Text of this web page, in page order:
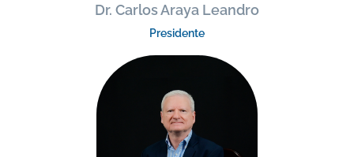
Dr. Carlos Araya Leandro
Presidente